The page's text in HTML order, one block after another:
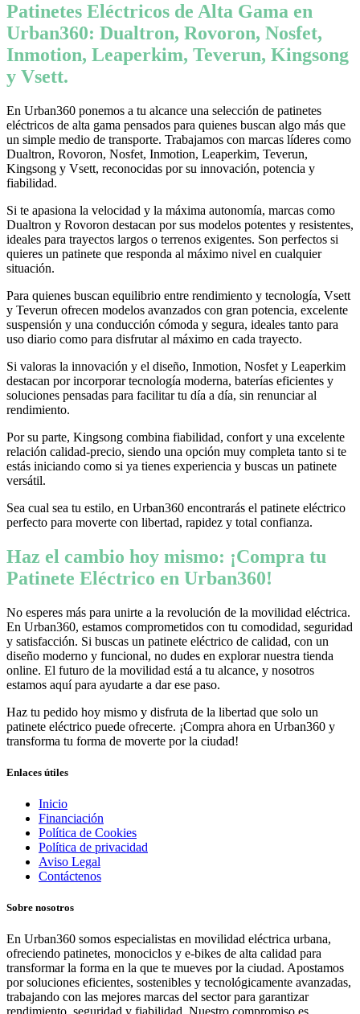
Patinetes Eléctricos de Alta Gama en
Urban360: Dualtron, Rovoron, Nosfet,
Inmotion, Leaperkim, Teverun, Kingsong
y Vsett.
En Urban360 ponemos a tu alcance una selección de patinetes
eléctricos de alta gama pensados para quienes buscan algo más que
un simple medio de transporte. Trabajamos con marcas líderes como
Dualtron, Rovoron, Nosfet, Inmotion, Leaperkim, Teverun,
Kingsong y Vsett, reconocidas por su innovación, potencia y
fiabilidad.
Si te apasiona la velocidad y la máxima autonomía, marcas como
Dualtron y Rovoron destacan por sus modelos potentes y resistentes,
ideales para trayectos largos o terrenos exigentes. Son perfectos si
quieres un patinete que responda al máximo nivel en cualquier
situación.
Para quienes buscan equilibrio entre rendimiento y tecnología, Vsett
y Teverun ofrecen modelos avanzados con gran potencia, excelente
suspensión y una conducción cómoda y segura, ideales tanto para
uso diario como para disfrutar al máximo en cada trayecto.
Si valoras la innovación y el diseño, Inmotion, Nosfet y Leaperkim
destacan por incorporar tecnología moderna, baterías eficientes y
soluciones pensadas para facilitar tu día a día, sin renunciar al
rendimiento.
Por su parte, Kingsong combina fiabilidad, confort y una excelente
relación calidad-precio, siendo una opción muy completa tanto si te
estás iniciando como si ya tienes experiencia y buscas un patinete
versátil.
Sea cual sea tu estilo, en Urban360 encontrarás el patinete eléctrico
perfecto para moverte con libertad, rapidez y total confianza.
Haz el cambio hoy mismo: ¡Compra tu
Patinete Eléctrico en Urban360!
No esperes más para unirte a la revolución de la movilidad eléctrica.
En Urban360, estamos comprometidos con tu comodidad, seguridad
y satisfacción. Si buscas un patinete eléctrico de calidad, con un
diseño moderno y funcional, no dudes en explorar nuestra tienda
online. El futuro de la movilidad está a tu alcance, y nosotros
estamos aquí para ayudarte a dar ese paso.
Haz tu pedido hoy mismo y disfruta de la libertad que solo un
patinete eléctrico puede ofrecerte. ¡Compra ahora en Urban360 y
transforma tu forma de moverte por la ciudad!
Enlaces útiles
Inicio
Financiación
Política de Cookies
Política de privacidad
Aviso Legal
Contáctenos
Sobre nosotros
En Urban360 somos especialistas en movilidad eléctrica urbana,
ofreciendo patinetes, monociclos y e-bikes de alta calidad para
transformar la forma en la que te mueves por la ciudad. Apostamos
por soluciones eficientes, sostenibles y tecnológicamente avanzadas,
trabajando con las mejores marcas del sector para garantizar